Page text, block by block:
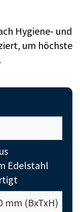
Hygiene- und
um höchste
Edelstahl
mm (BxTxH)